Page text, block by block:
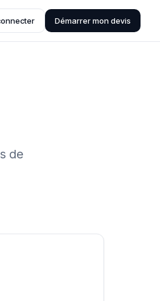
Démarrer mon devis
de